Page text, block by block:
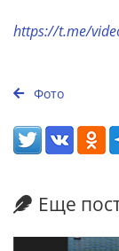
https://t.me/
Фото
Еще